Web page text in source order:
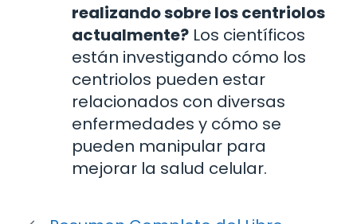
realizando sobre los centriolos
actualmente? Los científicos
están investigando cómo los
centriolos pueden estar
relacionados con diversas
enfermedades y cómo se
pueden manipular para
mejorar la salud celular.